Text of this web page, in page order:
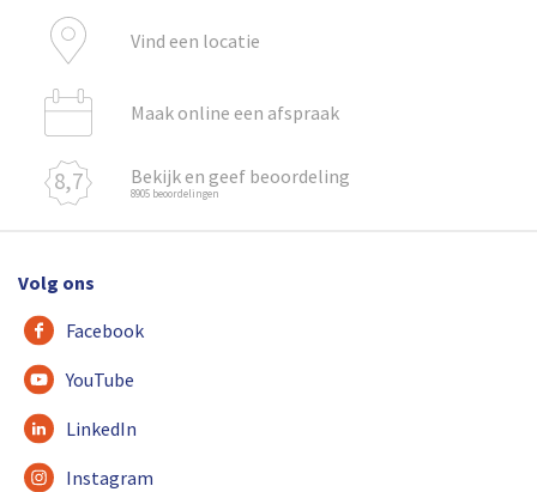
Vind een locatie
Maak online een afspraak
8,7 Bekijk en geef beoordeling
8905 beoordelingen
Volg ons
Facebook
YouTube
LinkedIn
Instagram